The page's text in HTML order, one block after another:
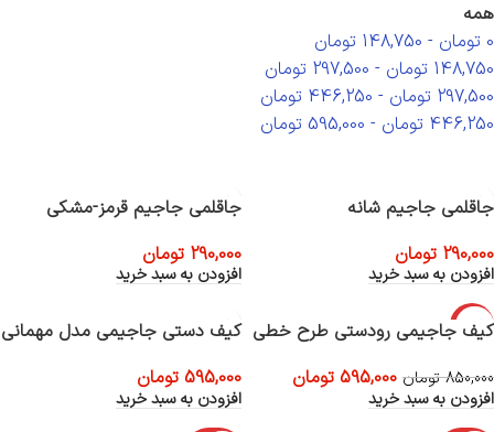
همه
0 تومان -
148,750 تومان
148,750 تومان -
297,500 تومان
297,500 تومان -
446,250 تومان
446,250 تومان -
595,000 تومان
جاقلمی جاجیم شانه
290,000 تومان
افزودن به سبد خرید
جاقلمی جاجیم قرمز-مشکی
290,000 تومان
افزودن به سبد خرید
-30%
کیف جاجیمی رودستی طرح خطی
850,000 تومان 595,000 تومان
افزودن به سبد خرید
کیف دستی جاجیمی مدل مهمانی
595,000 تومان
افزودن به سبد خرید